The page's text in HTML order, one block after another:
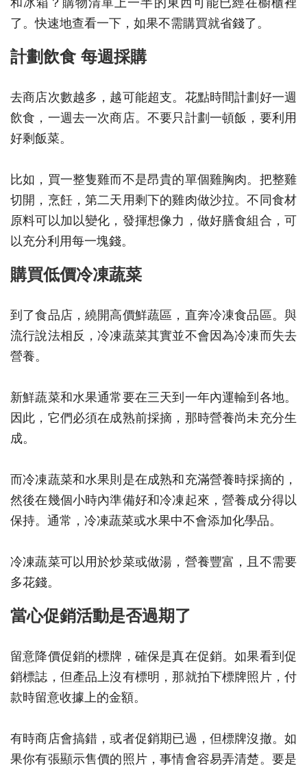
和冰箱？購物清單上一半的東西可能已經在櫥櫃裡
了。快速地查看一下，如果不需購買就省錢了。
計劃飲食 每週採購
去商店次數越多，越可能超支。花點時間計劃好一週
飲食，一週去一次商店。不要只計劃一頓飯，要利用
好剩飯菜。
比如，買一整隻雞而不是昂貴的單個雞胸肉。把整雞
切開，烹飪，第二天用剩下的雞肉做沙拉。不同食材
原料可以加以變化，發揮想像力，做好膳食組合，可
以充分利用每一塊錢。
購買低價冷凍蔬菜
到了食品店，繞開高價鮮蔬區，直奔冷凍食品區。與
流行說法相反，冷凍蔬菜其實並不會因為冷凍而失去
營養。
新鮮蔬菜和水果通常要在三天到一年內運輸到各地。
因此，它們必須在成熟前採摘，那時營養尚未充分生
成。
而冷凍蔬菜和水果則是在成熟和充滿營養時採摘的，
然後在幾個小時內準備好和冷凍起來，營養成分得以
保持。通常，冷凍蔬菜或水果中不會添加化學品。
冷凍蔬菜可以用於炒菜或做湯，營養豐富，且不需要
多花錢。
當心促銷活動是否過期了
留意降價促銷的標牌，確保是真在促銷。如果看到促
銷標誌，但產品上沒有標明，那就拍下標牌照片，付
款時留意收據上的金額。
有時商店會搞錯，或者促銷期已過，但標牌沒撤。如
果你有張顯示售價的照片，事情會容易弄清楚。要是